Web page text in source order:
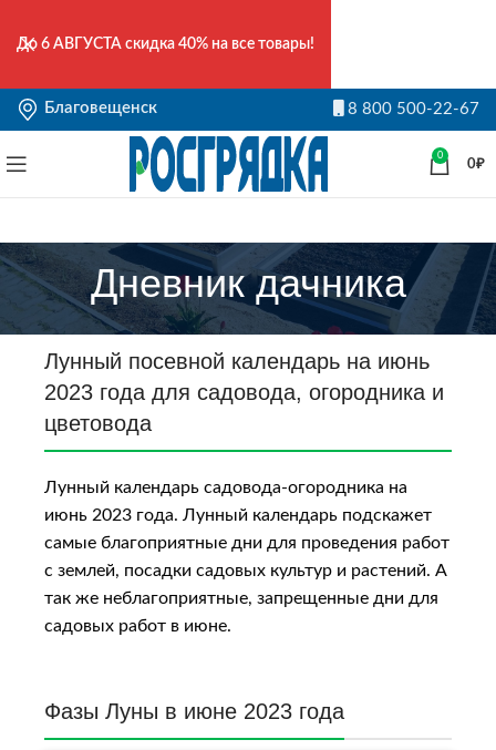
Благовещенск 8 800 500-22-67
0
0₽
Дневник дачника
Лунный посевной календарь на июнь
2023 года для садовода, огородника и
цветовода
Лунный календарь садовода-огородника на
июнь 2023 года. Лунный календарь подскажет
самые благоприятные дни для проведения работ
с землей, посадки садовых культур и растений. А
так же неблагоприятные, запрещенные дни для
садовых работ в июне.
Фазы Луны в июне 2023 года
До 6 АВГУСТА скидка 40% на все товары!